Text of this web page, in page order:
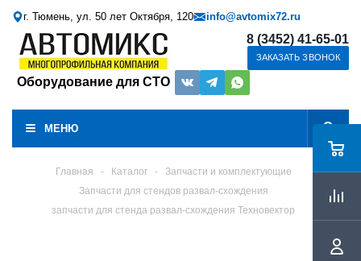
г. Тюмень, ул. 50 лет Октября, 120 info@avtomix72.ru
Оборудование для СТО
8 (3452) 41-65-01
ЗАКАЗАТЬ ЗВОНОК
МЕНЮ
Главная - Каталог -
Запчасти и комплектующие
Запчасти для стендов развал-схождения
запчасти для стенда развал-схождения Техновектор